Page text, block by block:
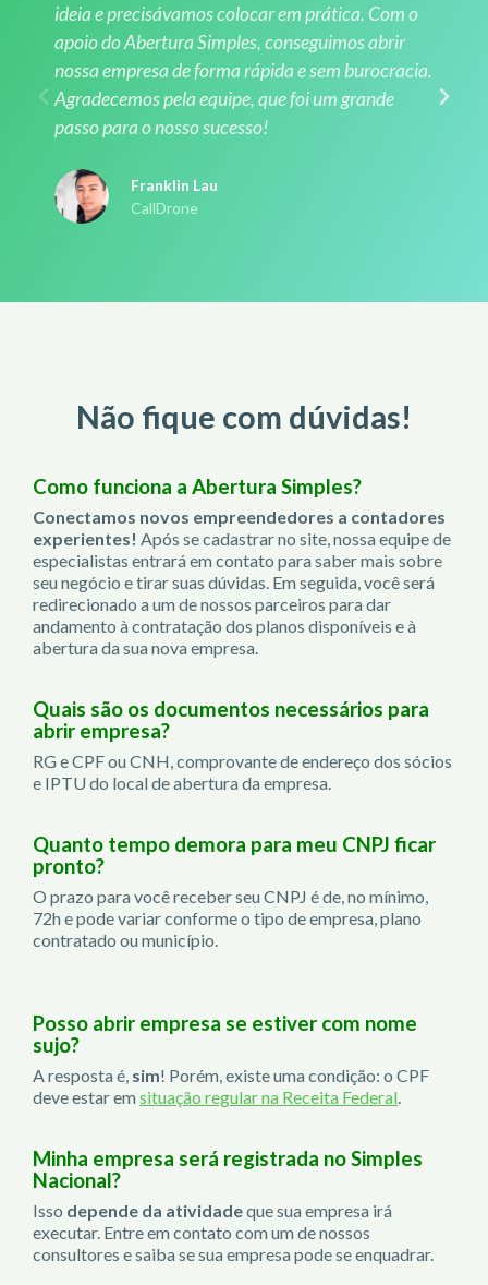
ideia e precisávamos colocar em prática. Com o
apoio do Abertura Simples, conseguimos abrir
nossa empresa de forma rápida e sem burocracia.
Agradecemos pela equipe, que foi um grande
passo para o nosso sucesso!
Franklin Lau
CallDrone
Não fique com dúvidas!
Como funciona a Abertura Simples?
Conectamos novos empreendedores a contadores
experientes! Após se cadastrar no site, nossa equipe de
especialistas entrará em contato para saber mais sobre
seu negócio e tirar suas dúvidas. Em seguida, você será
redirecionado a um de nossos parceiros para dar
andamento à contratação dos planos disponíveis e à
abertura da sua nova empresa.
Quais são os documentos necessários para
abrir empresa?
RG e CPF ou CNH, comprovante de endereço dos sócios
e IPTU do local de abertura da empresa.
Quanto tempo demora para meu CNPJ ficar
pronto?
O prazo para você receber seu CNPJ é de, no mínimo,
72h e pode variar conforme o tipo de empresa, plano
contratado ou município.
Posso abrir empresa se estiver com nome
sujo?
A resposta é, sim! Porém, existe uma condição: o CPF
deve estar emsituação regular na Receita Federal.
Minha empresa será registrada no Simples
Nacional?
Isso depende da atividadeque sua empresa irá
executar. Entre em contato com um de nossos
consultores e saiba se sua empresa pode se enquadrar.